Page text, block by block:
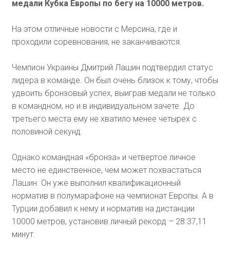
медали Кубка Европы по бегу на 10000 метров.
На этом отличные новости с Мерсина, где и
проходили соревнования, не заканчиваются.
Чемпион Украины Дмитрий Лашин подтвердил статус
лидера в команде. Он был очень близок к тому, чтобы
удвоить бронзовый успех, выиграв медали не только
в командном, но и в индивидуальном зачете. До
третьего места ему не хватило менее четырех с
половиной секунд.
Однако командная «бронза» и четвертое личное
место не единственное, чем может похвастаться
Лашин. Он уже выполнил квалификационный
норматив в полумарафоне на чемпионат Европы. А в
Турции добавил к нему и норматив на дистанции
10000 метров, установив личный рекорд – 28.37,11
минут.